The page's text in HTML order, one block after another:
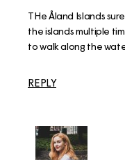
THe Åland Islands
the islands multiple
to walk along the
REPLY